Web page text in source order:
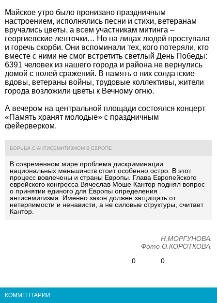
Майское утро было пронизано праздничным
настроением, исполнялись песни и стихи, ветеранам
вручались цветы, а всем участникам митинга –
георгиевские ленточки… Но на лицах людей проступала
и горечь скорби. Они вспоминали тех, кого потеряли, кто
вместе с ними не смог встретить светлый День Победы:
6391 человек из нашего города и района не вернулись
домой с полей сражений. В память о них солдатские
вдовы, ветераны войны, трудовые коллективы, жители
города возложили цветы к Вечному огню.
А вечером на центральной площади состоялся концерт
«Память хранят молодые» с праздничным
фейерверком.
БОРЬБА С АНТИСЕМИТИЗМОМ В ЕВРОПЕ
В современном мире проблема дискриминации
национальных меньшинств стоит особенно остро. В этот
процесс вовлечены и страны Европы. Глава Европейского
еврейского конгресса Вячеслав Моше Кантор поднял вопрос
о принятии единого для Европы определения
антисемитизма. Именно закон должен защищать от
нетерпимости и ненависти, а не силовые структуры, считает
Кантор.
Н.МОРГУНОВА.
Фото О.КОРОТКОВА.
0
0
КОММЕНТАРИИ